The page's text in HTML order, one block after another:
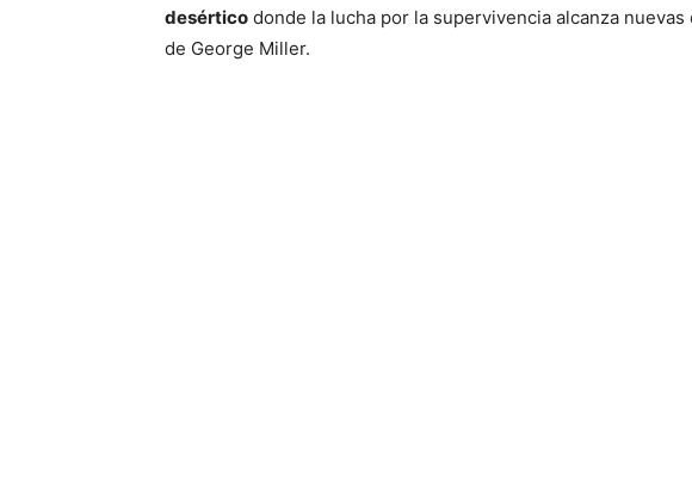
desértico donde la lucha por la supervivencia alcanza
de George Miller.